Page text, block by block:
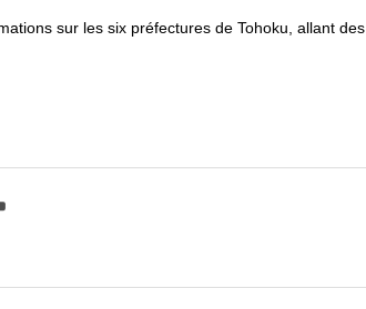
sur les six préfectures de Tohoku, allant